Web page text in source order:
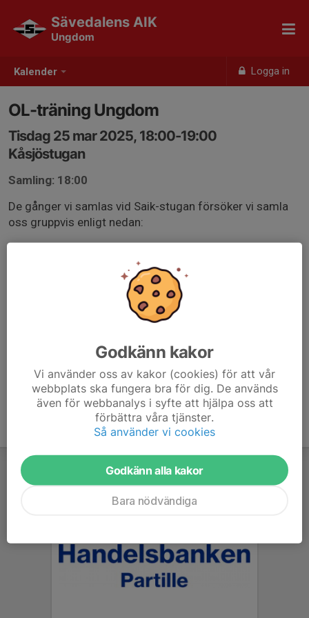
Kalender Logga in
Sävedalens AIK
Ungdom
OL-träning Ungdom
Tisdag 25 mar 2025, 18:00-19:00
Kåsjöstugan
Samling: 18:00
De gånger vi samlas vid Saik-stugan försöker vi samla
oss gruppvis enligt nedan:
SKOGSÄVENTYR 7år: Cykelställen
Godkänn kakor
Vi använder oss av kakor (cookies) för att vår
webbplats ska fungera bra för dig. De används
även för webbanalys i syfte att hjälpa oss att
förbättra våra tjänster.
Så använder vi cookies
Godkänn alla kakor
Bara nödvändiga